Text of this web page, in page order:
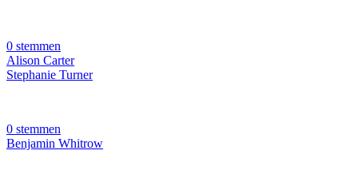
0 stemmen
Alison Carter
Stephanie Turner
0 stemmen
Benjamin Whitrow